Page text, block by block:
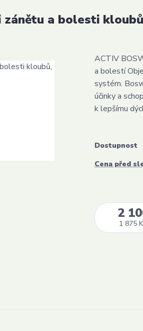
a bolesti
ACTIV
a bolestí
systém.
účinky a
k lepšímu
Dostupnost
Cena před
2
1 875